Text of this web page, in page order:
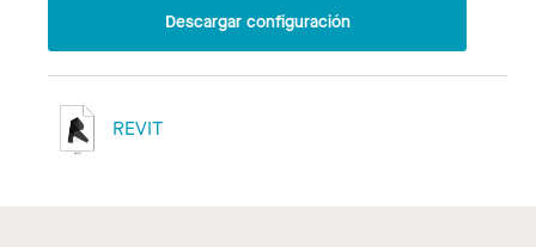
Descargar configuración
REVIT